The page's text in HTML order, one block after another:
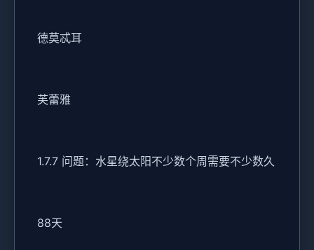
德莫忒耳
芙蕾雅
1.7.7 问题：水星绕太阳不少数个周需要不少数久
88天